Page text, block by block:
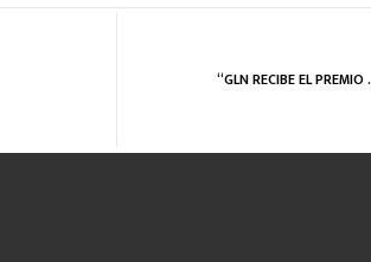
“GLN RECIBE